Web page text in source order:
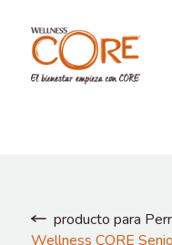
producto para
Wellness CORE